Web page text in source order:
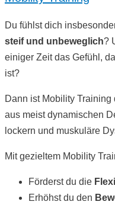
Du fühlst dich
steif und unbeweglich?
einiger Zeit das Gefühl,
ist?
Dann ist Mobility
aus meist dynamischen
lockern und muskuläre
Mit gezieltem Mobility
Förderst du die
Erhöhst du den